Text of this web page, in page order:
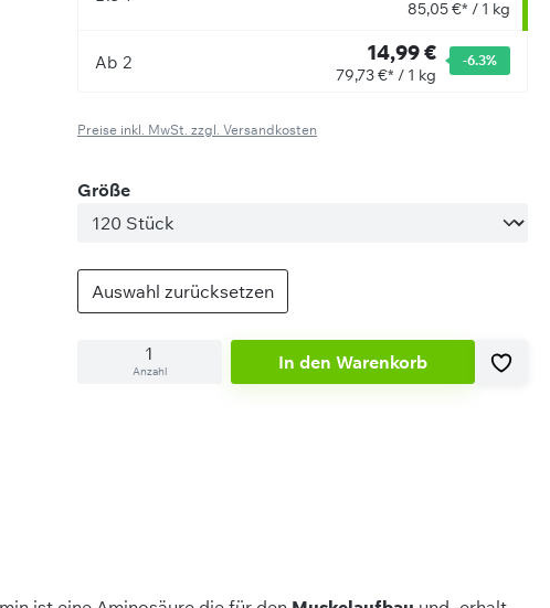
85,05 €* / 1 kg
Ab 2 14,99 €
79,73 €* / 1 kg
-6.3%
Preise inkl. MwSt. zzgl. Versandkosten
Größeauswählen
Auswahl zurücksetzen
Anzahl In den Warenkorb